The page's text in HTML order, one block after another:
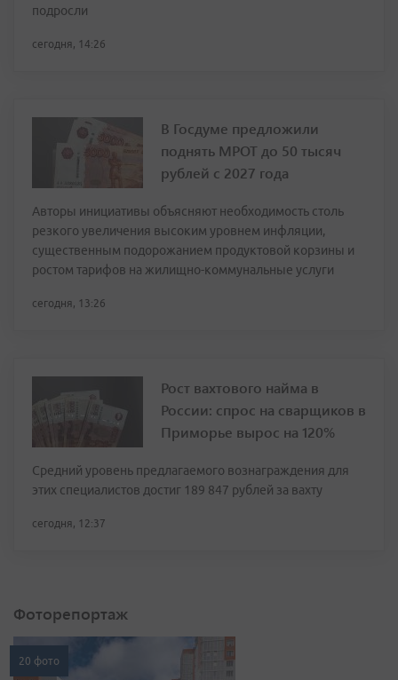
подросли
сегодня, 14:26
В Госдуме предложили
поднять МРОТ до 50 тысяч
рублей с 2027 года
Авторы инициативы объясняют необходимость столь
резкого увеличения высоким уровнем инфляции,
существенным подорожанием продуктовой корзины и
ростом тарифов на жилищно-коммунальные услуги
сегодня, 13:26
Рост вахтового найма в
России: спрос на сварщиков в
Приморье вырос на 120%
Средний уровень предлагаемого вознаграждения для
этих специалистов достиг 189 847 рублей за вахту
сегодня, 12:37
Фоторепортаж
20 фото